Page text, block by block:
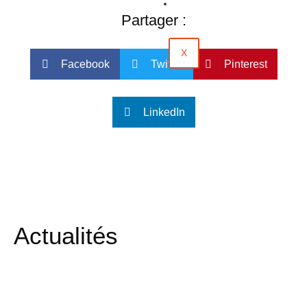
X
Partager :
Facebook Twitter Pinterest
LinkedIn
Actualités